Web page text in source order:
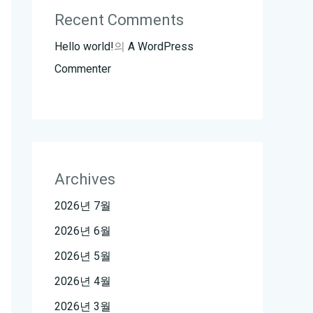
Recent Comments
Hello world!의 A WordPress
Commenter
Archives
2026년 7월
2026년 6월
2026년 5월
2026년 4월
2026년 3월